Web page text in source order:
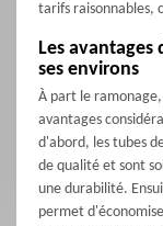
tarifs raisonnables,
Les
ses environs
À part le
avantages
d'abord, les tubes
de qualité et sont
une durabilité.
permet